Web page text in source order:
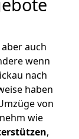
auch
wenn
nach
haben
von
wie
,